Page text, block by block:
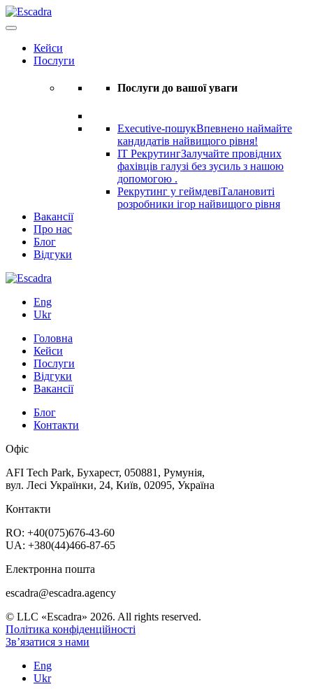
Кейси
Послуги
Послуги до вашої уваги
Executive-пошукВпевнено наймайте
кандидатів найвищого рівня!
IT РекрутингЗалучайте провідних
фахівців галузі без зусиль з нашою
допомогою .
Рекрутинг у геймдевіТалановиті
розробники ігор найвищого рівня
Вакансії
Про нас
Блог
Відгуки
Eng
Ukr
Головна
Кейси
Послуги
Відгуки
Вакансії
Блог
Контакти
Офіс
AFI Tech Park, Бухарест, 050881, Румунія,
вул. Лесі Українки, 24, Київ, 02095, Україна
Контакти
RO: +40(075)676-43-60
UA: +380(44)466-87-65
Електронна пошта
escadra@escadra.agency
© LLC «Escadra» 2026. All rights reserved.
Політика конфіденційності
Зв’язатися з нами
Eng
Ukr